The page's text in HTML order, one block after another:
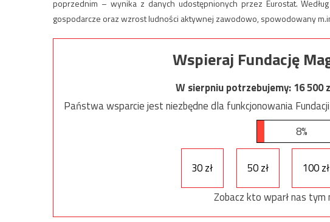
poprzednim – wynika z danych udostępnionych przez Eurostat.
gospodarcze oraz wzrost ludności aktywnej zawodowo, spowodowany
Wspieraj Fundację
W sierpniu potrzebujemy:16 500
Państwa wsparcie jest niezbędne dla funkcjonowania
8%
30 zł 50 zł 100 zł
Zobacz kto wparł nas tym